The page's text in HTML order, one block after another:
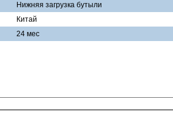
Нижняя загрузка бутыли
Китай
24 мес